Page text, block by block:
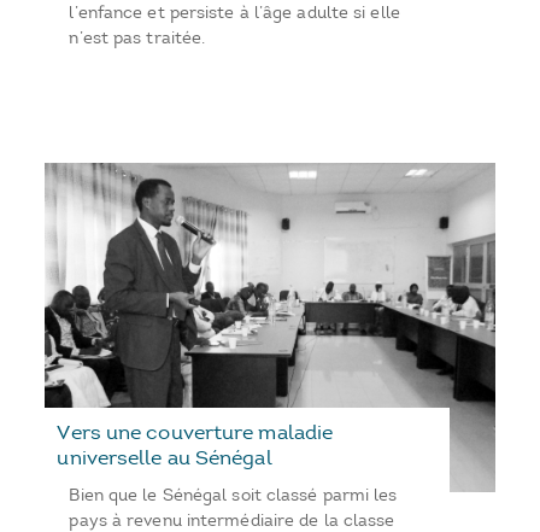
l’enfance et persiste à l’âge adulte si elle
n’est pas traitée.
Vers une couverture maladie
universelle au Sénégal
Bien que le Sénégal soit classé parmi les
pays à revenu intermédiaire de la classe